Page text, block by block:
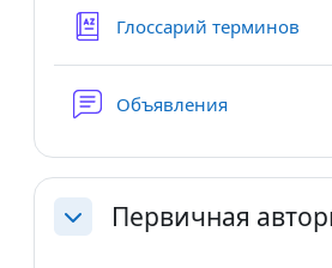
Глоссарий терминов
Объявления
СвернутьПервичная